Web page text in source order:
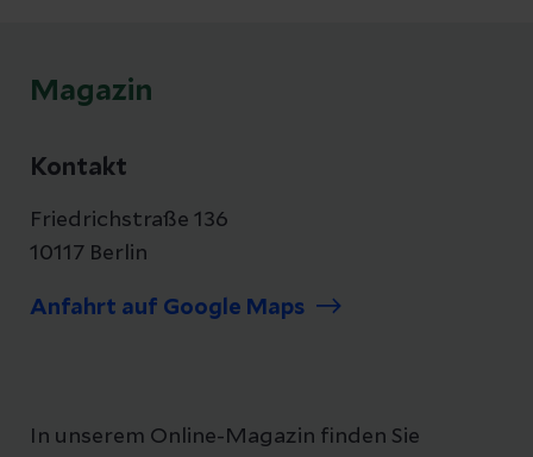
Magazin
Kontakt
Friedrichstraße 136
10117 Berlin
Anfahrt auf Google Maps
In unserem Online-Magazin finden Sie